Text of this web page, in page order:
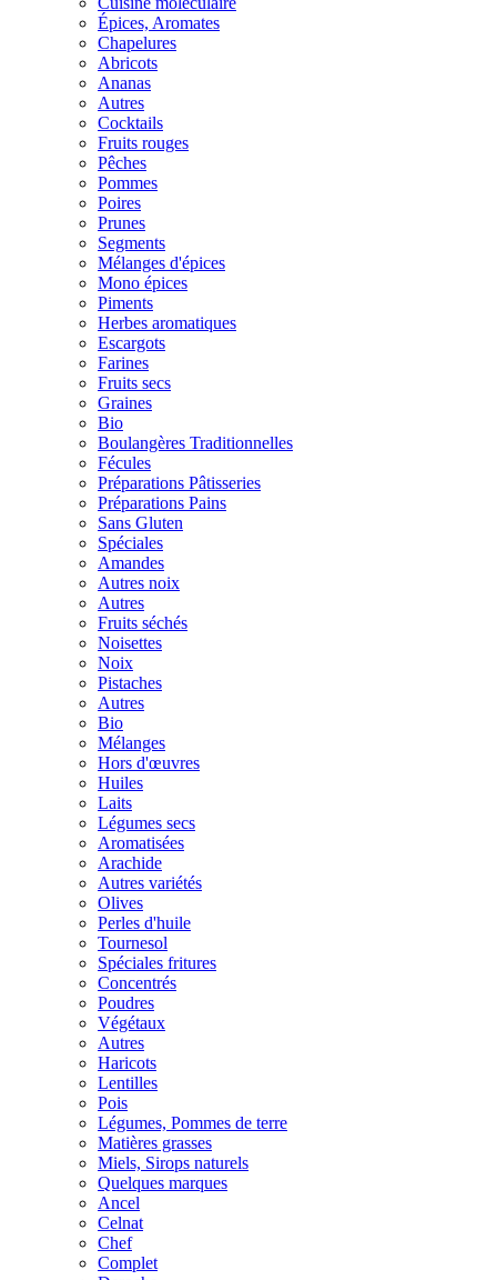
Épices, Aromates
Chapelures
Abricots
Ananas
Autres
Cocktails
Fruits rouges
Pêches
Pommes
Poires
Prunes
Segments
Mélanges d'épices
Mono épices
Piments
Herbes aromatiques
Escargots
Farines
Fruits secs
Graines
Bio
Boulangères Traditionnelles
Fécules
Préparations Pâtisseries
Préparations Pains
Sans Gluten
Spéciales
Amandes
Autres noix
Autres
Fruits séchés
Noisettes
Noix
Pistaches
Autres
Bio
Mélanges
Hors d'œuvres
Huiles
Laits
Légumes secs
Aromatisées
Arachide
Autres variétés
Olives
Perles d'huile
Tournesol
Spéciales fritures
Concentrés
Poudres
Végétaux
Autres
Haricots
Lentilles
Pois
Légumes, Pommes de terre
Matières grasses
Miels, Sirops naturels
Quelques marques
Ancel
Celnat
Chef
Complet